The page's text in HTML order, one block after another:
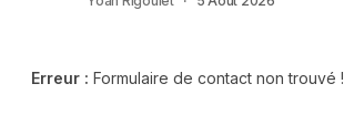
Erreur : Formulaire de contact non trouvé !